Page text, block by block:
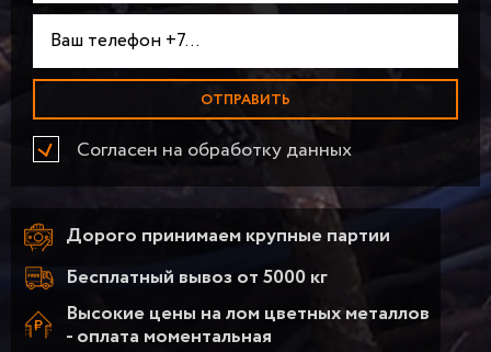
Дорого принимаем крупные партии
Бесплатный вывоз от 5000 кг
Высокие цены на лом цветных металлов
- оплата моментальная
Согласен на обработку данных